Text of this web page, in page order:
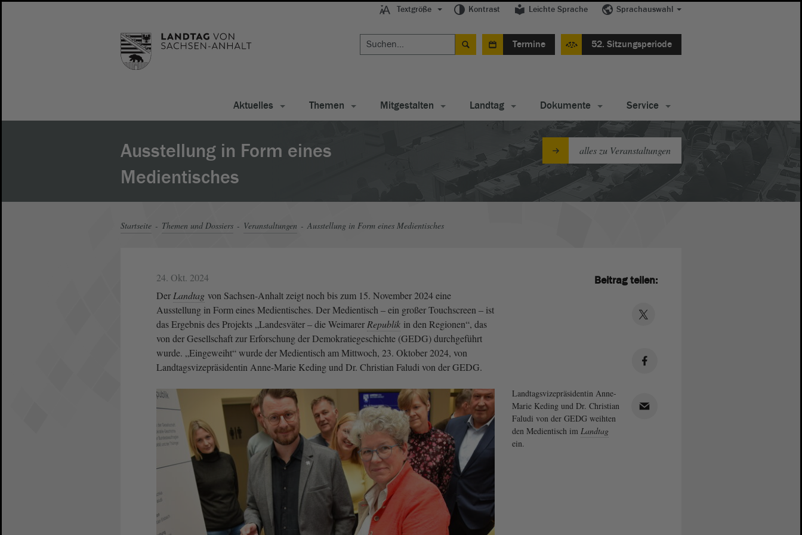
Textgröße Kontrast Leichte Sprache Sprachauswahl
Termine 52. Sitzungsperiode
Aktuelles Themen Mitgestalten Landtag Dokumente Service
Ausstellung in Form eines
Medientisches
alles zu Veranstaltungen
Startseite Themen und Dossiers Veranstaltungen Ausstellung in Form eines Medientisches
24. Okt. 2024
Der Landtag von Sachsen-Anhalt zeigt noch bis zum 15. November 2024 eine
Ausstellung in Form eines Medientisches. Der Medientisch ‒ ein großer Touchscreen ‒ ist
das Ergebnis des Projekts „Landesväter ‒ die Weimarer Republik in den Regionen“, das
von der Gesellschaft zur Erforschung der Demokratiegeschichte (GEDG) durchgeführt
wurde. „Eingeweiht“ wurde der Medientisch am Mittwoch, 23. Oktober 2024, von
Landtagsvizepräsidentin Anne-Marie Keding und Dr. Christian Faludi von der GEDG.
Landtagsvizepräsidentin Anne-
Marie Keding und Dr. Christian
Faludi von der GEDG weihten
den Medientisch im Landtag
ein.
Beitrag teilen: